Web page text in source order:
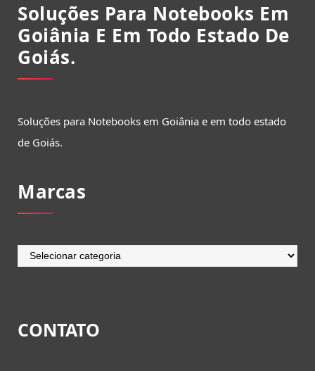
Soluções Para Notebooks Em
Goiânia E Em Todo Estado De
Goiás.
Soluções para Notebooks em Goiânia e em todo estado
de Goiás.
Marcas
Marcas
CONTATO